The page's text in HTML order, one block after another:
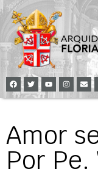
Amor
Por